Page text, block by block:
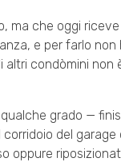
che oggi
e per farlo non
altri condòmini
grado —
del
oppure